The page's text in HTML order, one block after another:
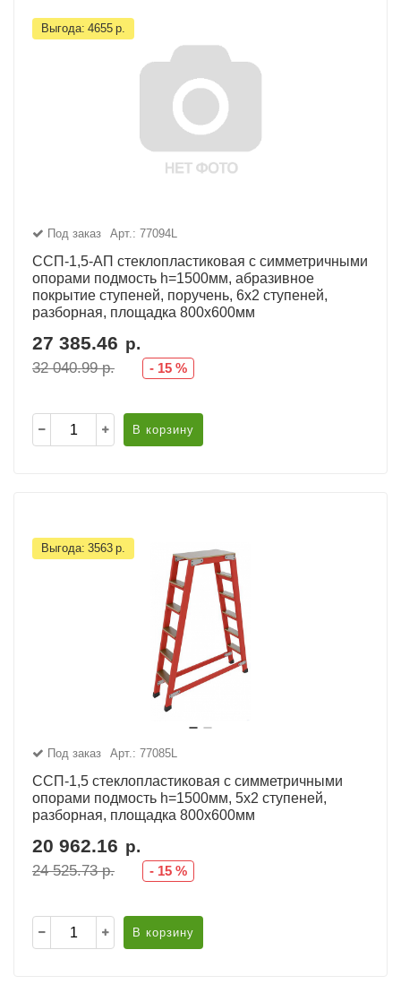
Выгода: 4655 р.
Под заказ Арт.: 77094L
ССП-1,5-АП стеклопластиковая с симметричными
опорами подмость h=1500мм, абразивное
покрытие ступеней, поручень, 6х2 ступеней,
разборная, площадка 800х600мм
27 385.46 р.
32 040.99р. - 15 %
В корзину
Выгода: 3563 р.
Под заказ Арт.: 77085L
ССП-1,5 стеклопластиковая с симметричными
опорами подмость h=1500мм, 5х2 ступеней,
разборная, площадка 800х600мм
20 962.16 р.
24 525.73р. - 15 %
В корзину